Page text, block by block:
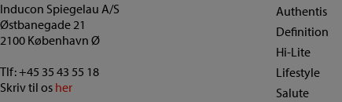
Inducon Spiegelau A/S
Østbanegade 21
2100 København Ø
Tlf:+45 35 43 55 18
Skriv til os her
Authentis
Definition
Hi-Lite
Lifestyle
Salute